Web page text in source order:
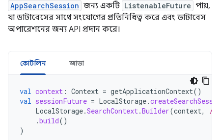
AppSearchSession জন্য একটি ListenableFuture পায়,
যা ডাটাবেসের সাথে সংযোগের প্রতিনিধিত্ব করে এবং ডাটাবেস
অপারেশনের জন্য API প্রদান করে।
কোটলিন জাভা
val context : Context = getApplicationContext()
val sessionFuture = LocalStorage.
LocalStorage.SearchContext.Builder(context,
/
.build()
)